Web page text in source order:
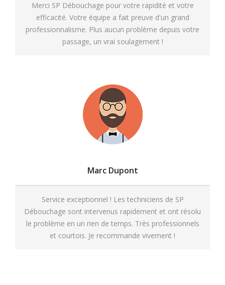
Merci SP Débouchage pour votre rapidité et votre
efficacité. Votre équipe a fait preuve d'un grand
professionnalisme. Plus aucun problème depuis votre
passage, un vrai soulagement !
Marc Dupont
Service exceptionnel ! Les techniciens de SP
Débouchage sont intervenus rapidement et ont résolu
le problème en un rien de temps. Très professionnels
et courtois. Je recommande vivement !